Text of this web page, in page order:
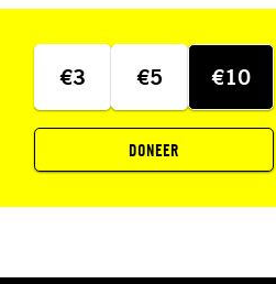
€3 €5 €10
DONEER